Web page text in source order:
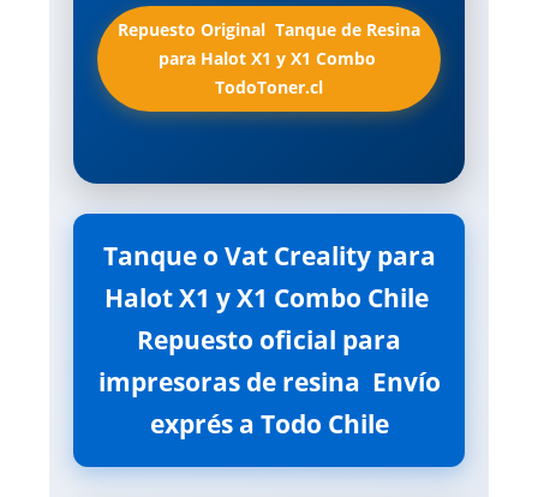
Repuesto Original  Tanque de Resina
para Halot X1 y X1 Combo 
TodoToner.cl
Tanque o Vat Creality para
Halot X1 y X1 Combo Chile 
Repuesto oficial para
impresoras de resina  Envío
exprés a Todo Chile